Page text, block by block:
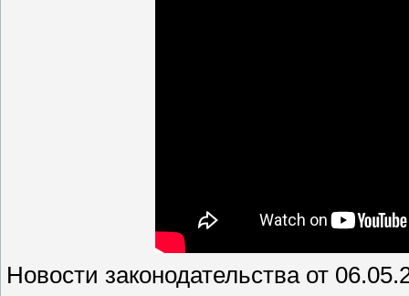
Новости законодательства от